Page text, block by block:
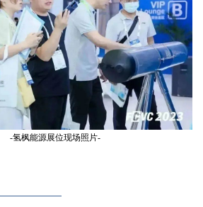
-氢枫能源展位现场照片-